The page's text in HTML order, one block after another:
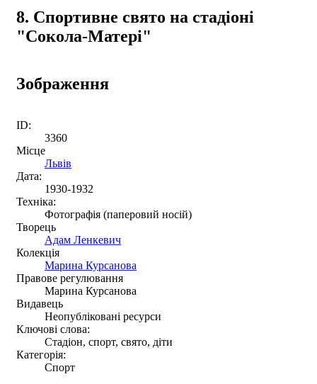
8. Спортивне свято на стадіоні
"Сокола-Матері"
Зображення
ID:
3360
Місце
Львів
Дата:
1930-1932
Техніка:
Фотографія (паперовий носій)
Творець
Адам Ленкевич
Колекція
Mapина Курсанова
Правове регулювання
Марина Курсанова
Видавець
Неопубліковані ресурси
Ключові слова:
Стадіон, спорт, свято, діти
Категорія:
Спорт